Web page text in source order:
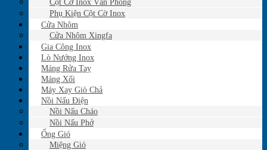
Cột Cờ Inox Văn Phòng
Phụ Kiện Cột Cờ Inox
Cửa Nhôm
Cửa Nhôm Xingfa
Gia Công Inox
Lò Nướng Inox
Máng Rửa Tay
Máng Xối
Máy Xay Giò Chả
Nồi Nấu Điện
Nồi Nấu Cháo
Nồi Nấu Phở
Ống Gió
Miệng Gió